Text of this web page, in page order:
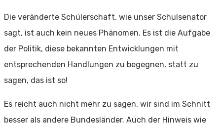
Die veränderte Schülerschaft, wie unser Schulsenator
sagt, ist auch kein neues Phänomen. Es ist die Aufgabe
der Politik, diese bekannten Entwicklungen mit
entsprechenden Handlungen zu begegnen, statt zu
sagen, das ist so!
Es reicht auch nicht mehr zu sagen, wir sind im Schnitt
besser als andere Bundesländer. Auch der Hinweis wie